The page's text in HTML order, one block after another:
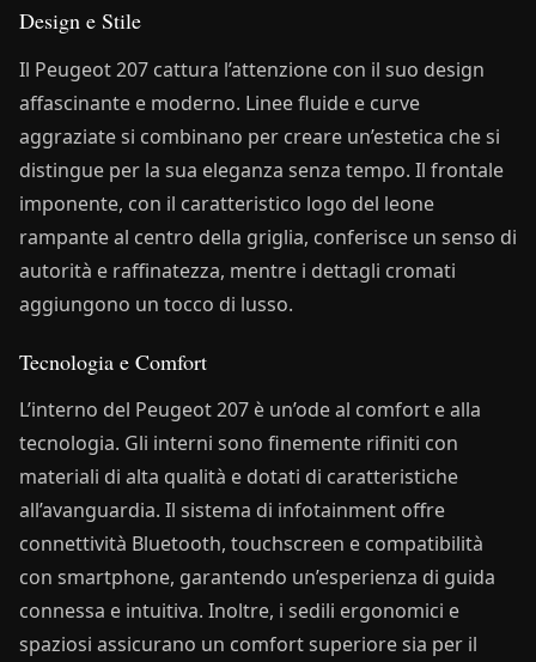
Design e Stile
Il Peugeot 207 cattura l’attenzione con il suo design
affascinante e moderno. Linee fluide e curve
aggraziate si combinano per creare un’estetica che si
distingue per la sua eleganza senza tempo. Il frontale
imponente, con il caratteristico logo del leone
rampante al centro della griglia, conferisce un senso di
autorità e raffinatezza, mentre i dettagli cromati
aggiungono un tocco di lusso.
Tecnologia e Comfort
L’interno del Peugeot 207 è un’ode al comfort e alla
tecnologia. Gli interni sono finemente rifiniti con
materiali di alta qualità e dotati di caratteristiche
all’avanguardia. Il sistema di infotainment offre
connettività Bluetooth, touchscreen e compatibilità
con smartphone, garantendo un’esperienza di guida
connessa e intuitiva. Inoltre, i sedili ergonomici e
spaziosi assicurano un comfort superiore sia per il